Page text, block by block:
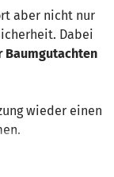
aber nicht nur
Dabei
Baumgutachten
wieder einen